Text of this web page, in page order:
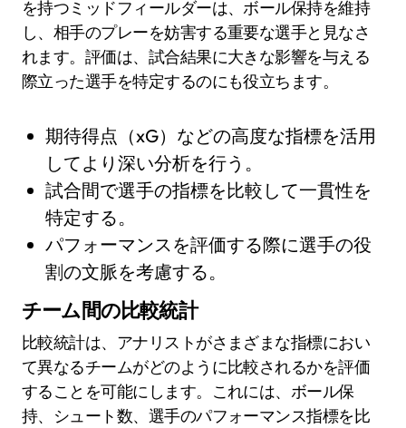
を持つミッドフィールダーは、ボール保持を維持
し、相手のプレーを妨害する重要な選手と見なさ
れます。評価は、試合結果に大きな影響を与える
際立った選手を特定するのにも役立ちます。
期待得点（xG）などの高度な指標を活用
してより深い分析を行う。
試合間で選手の指標を比較して一貫性を
特定する。
パフォーマンスを評価する際に選手の役
割の文脈を考慮する。
チーム間の比較統計
比較統計は、アナリストがさまざまな指標におい
て異なるチームがどのように比較されるかを評価
することを可能にします。これには、ボール保
持、シュート数、選手のパフォーマンス指標を比